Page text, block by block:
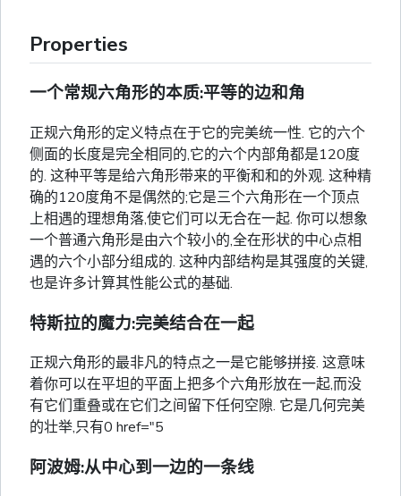
Properties
一个常规六角形的本质:平等的边和角
正规六角形的定义特点在于它的完美统一性. 它的六个
侧面的长度是完全相同的,它的六个内部角都是120度
的. 这种平等是给六角形带来的平衡和和的外观. 这种精
确的120度角不是偶然的;它是三个六角形在一个顶点
上相遇的理想角落,使它们可以无合在一起. 你可以想象
一个普通六角形是由六个较小的,全在形状的中心点相
遇的六个小部分组成的. 这种内部结构是其强度的关键,
也是许多计算其性能公式的基础.
特斯拉的魔力:完美结合在一起
正规六角形的最非凡的特点之一是它能够拼接. 这意味
着你可以在平坦的平面上把多个六角形放在一起,而没
有它们重叠或在它们之间留下任何空隙. 它是几何完美
的壮举,只有0 href="5
阿波姆:从中心到一边的一条线